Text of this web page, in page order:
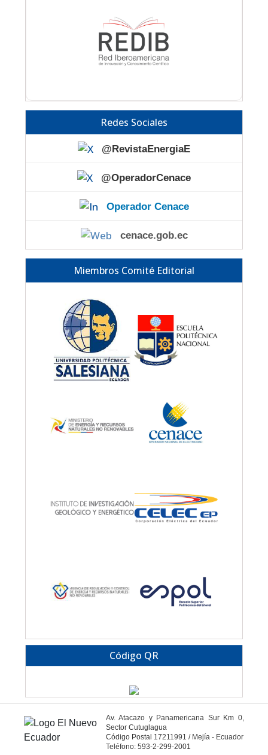
Redes Sociales
@RevistaEnergiaE
@OperadorCenace
Operador Cenace
cenace.gob.ec
Miembros Comité Editorial
Código QR
Av. Atacazo y Panamericana Sur Km 0,
Sector Cutuglagua
Código Postal 17211991 / Mejía - Ecuador
Teléfono: 593-2-299-2001